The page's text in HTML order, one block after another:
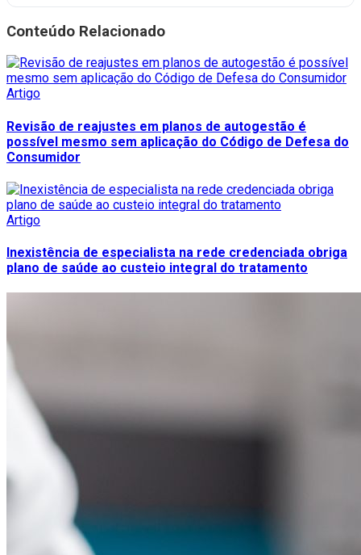
Conteúdo Relacionado
Artigo
Revisão de reajustes em planos de autogestão é
possível mesmo sem aplicação do Código de Defesa do
Consumidor
Artigo
Inexistência de especialista na rede credenciada obriga
plano de saúde ao custeio integral do tratamento